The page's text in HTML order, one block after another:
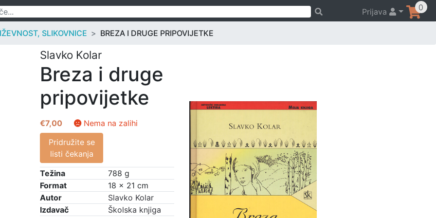
Prijava 0
SLIKOVNICE BREZA I DRUGE PRIPOVIJETKE
Slavko Kolar
Breza i druge
pripovijetke
€7,00
Nema na zalihi
Pridružite se
listi čekanja
Težina
788 g
Format
18 × 21 cm
Autor
Slavko Kolar
Izdavač
Školska knjiga